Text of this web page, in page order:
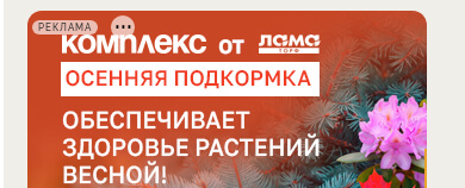
РЕКЛАМА